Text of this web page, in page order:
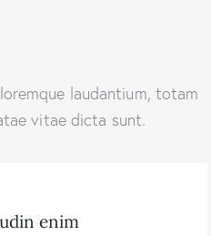
laudantium, totam
vitae dicta sunt.
enim